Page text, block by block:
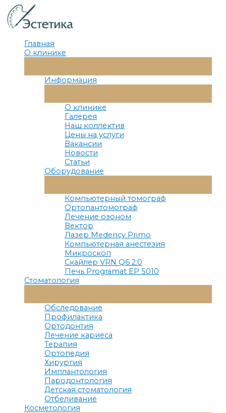
Перейти
к
содержимому
Главная
О клинике
Меню
Информация
Меню
О клинике
Галерея
Наш коллектив
Цены на услуги
Вакансии
Новости
Статьи
Оборудование
Меню
Компьютерный томограф
Ортопантомограф
Лечение озоном
Вектор
Лазер Medency Primo
Компьютерная анестезия
Микроскоп
Скайлер VRN Q6 2.0
Печь Programat EP 5010
Стоматология
Меню
Обследование
Профилактика
Ортодонтия
Лечение кариеса
Терапия
Ортопедия
Хирургия
Имплантология
Пародонтология
Детская стоматология
Отбеливание
Косметология